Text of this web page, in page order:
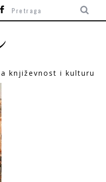
književnost i kulturu